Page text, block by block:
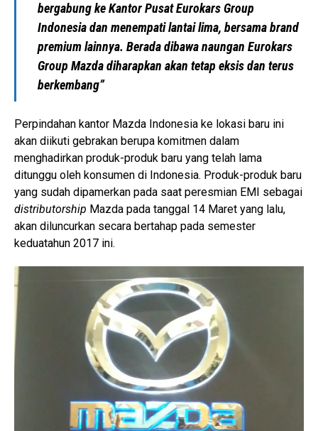
bergabung ke Kantor Pusat Eurokars Group
Indonesia dan menempati lantai lima, bersama brand
premium lainnya. Berada dibawa naungan Eurokars
Group Mazda diharapkan akan tetap eksis dan terus
berkembang”
Perpindahan kantor Mazda Indonesia ke lokasi baru ini
akan diikuti gebrakan berupa komitmen dalam
menghadirkan produk-produk baru yang telah lama
ditunggu oleh konsumen di Indonesia. Produk-produk baru
yang sudah dipamerkan pada saat peresmian EMI sebagai
distributorship Mazda pada tanggal 14 Maret yang lalu,
akan diluncurkan secara bertahap pada semester
keduatahun 2017 ini.